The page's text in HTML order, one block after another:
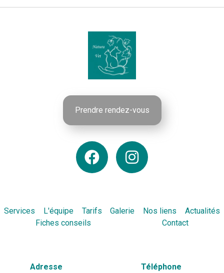
Prendre rendez-vous
Services L'équipe Tarifs Galerie Nos liens
Actualités
Fiches conseils
Contact
Adresse Téléphone